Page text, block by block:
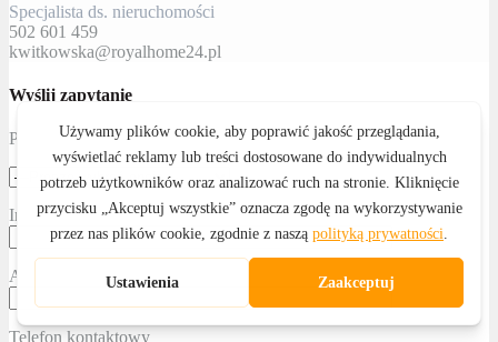
Specjalista ds. nieruchomości
502 601 459
kwitkowska@royalhome24.pl
Wyślij zapytanie
Proszę określić temat
Imię i nazwisko
Adres email
Telefon kontaktowy